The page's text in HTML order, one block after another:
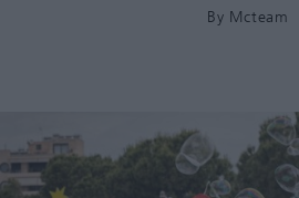
By Mcteam